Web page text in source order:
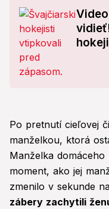
Po pretnutí cieľovej
manželkou, ktorá
Manželka
moment, ako jej
zmenilo v sekunde
zábery zachytili